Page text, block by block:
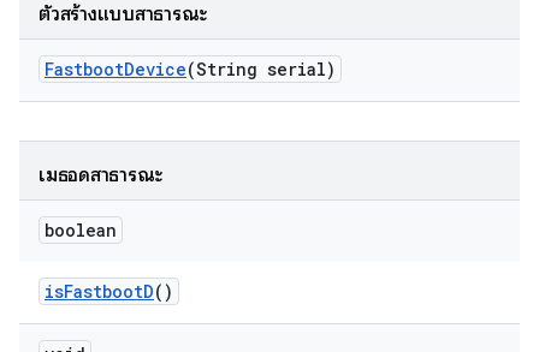
ตัวสร้างแบบสาธารณะ
FastbootDevice(String serial)
เมธอดสาธารณะ
boolean
isFastbootD()